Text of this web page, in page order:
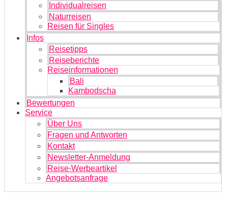
Individualreisen
Naturreisen
Reisen für Singles
Infos
Reisetipps
Reiseberichte
Reiseinformationen
Bali
Kambodscha
Bewertungen
Service
Über Uns
Fragen und Antworten
Kontakt
Newsletter-Anmeldung
Reise-Werbeartikel
Angebotsanfrage